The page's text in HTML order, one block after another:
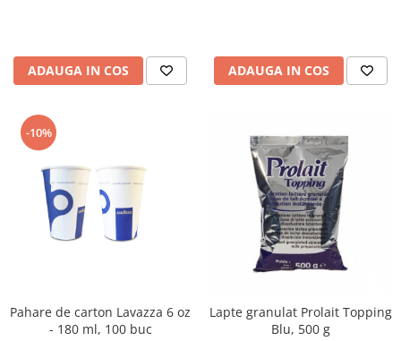
ADAUGA IN COS ADAUGA IN COS
-10%
Pahare de carton Lavazza 6 oz
- 180 ml, 100 buc
Lapte granulat Prolait Topping
Blu, 500 g